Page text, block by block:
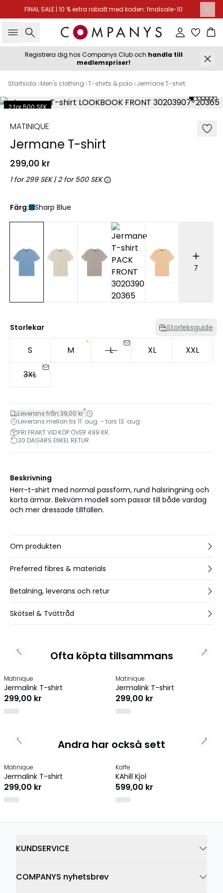
FINAL SALE | 10 % extra rabatt med koden: finalsale-10
Sök Logga in
Registrera dig hos Companys Club och handla till
medlemspriser!
Startsida Men's clothing T-shirts & polo Jermane T-shirt
2 for 500 SEK
MATINIQUE
Jermane T-shirt
299,00 kr
1 for 299 SEK | 2 for 500 SEK
Färg: Sharp Blue
7
Storlekar Storleksguide
S M L XL XXL
3XL
Leverans från 39,00 kr*
Leverans mellan tis 11. aug. - tors 13. aug.
FRI FRAKT VID KÖP ÖVER 499 KR.
30 DAGARS ENKEL RETUR
Beskrivning
Herr-t-shirt med normal passform, rund halsringning och
korta ärmar. Bekväm modell som passar till både vardag
och mer dressade tillfällen.
Om produkten
Preferred fibres & materials
Betalning, leverans och retur
Skötsel & Tvättråd
Ofta köpta tillsammans
Matinique
Jermalink T-shirt
299,00 kr
Matinique
Jermalink T-shirt
299,00 kr
Previous slide Next
Andra har också sett
Matinique
Jermalink T-shirt
299,00 kr
Kaffe
KAhill Kjol
599,00 kr
Previous slide Next
KUNDSERVICE
COMPANYS nyhetsbrev